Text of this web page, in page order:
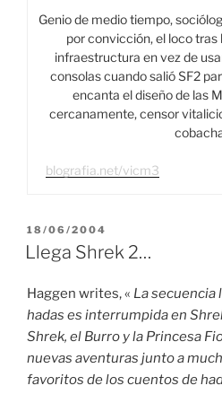
Genio de medio tiempo,
por convicción, el loco tras
infraestructura en vez de
consolas cuando salió SF2
encanta el diseño de las
cercanamente, censor
blografia.net/vicm3
PUBLICADO
EL
18/06/2004
Llega Shrek 2…
Haggen writes, « La secuencia
hadas es interrumpida en
Shrek, el Burro y la Princesa
nuevas aventuras junto a
favoritos de los cuentos de